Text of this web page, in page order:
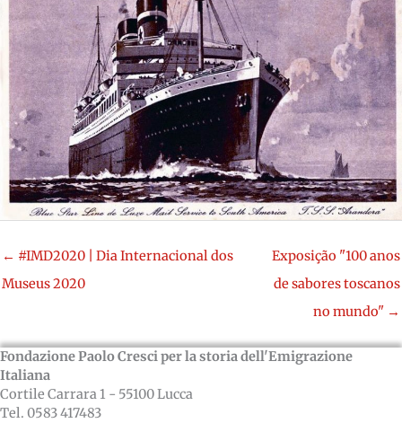
← #IMD2020 | Dia Internacional dos
Museus 2020
Exposição "100 anos
de sabores toscanos
no mundo" →
Fondazione Paolo Cresci per la storia dell'Emigrazione
Italiana
Cortile Carrara 1 - 55100 Lucca
Tel. 0583 417483